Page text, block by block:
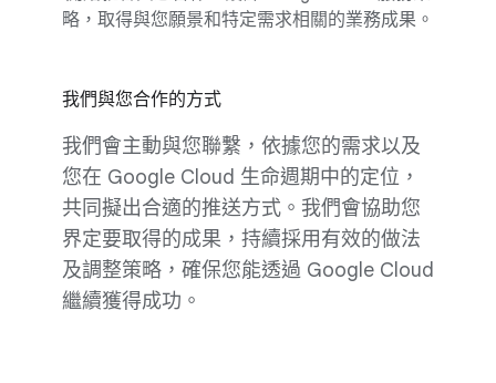
略，取得與您願景和特定需求相關的業務成果。
我們與您合作的方式
我們會主動與您聯繫，依據您的需求以及
您在 Google Cloud 生命週期中的定位，
共同擬出合適的推送方式。我們會協助您
界定要取得的成果，持續採用有效的做法
及調整策略，確保您能透過 Google Cloud
繼續獲得成功。